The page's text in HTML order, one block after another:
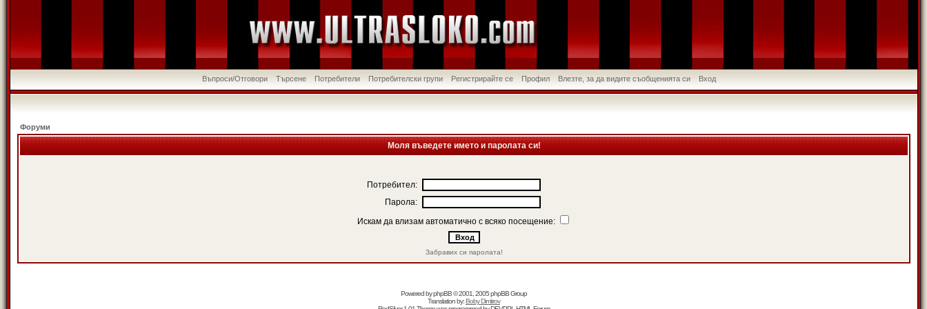
Въпроси/Отговори Търсене Потребители Потребителски групи Регистрирайте се Профил Влезте, за да видите съобщенията си Вход
Форуми
Моля въведете името и паролата си!
Потребител:
Парола:
Искам да влизам автоматично с всяко посещение:
Забравих си паролата!
Powered byphpBB© 2001, 2005 phpBB Group
Translation by:Boby Dimitrov